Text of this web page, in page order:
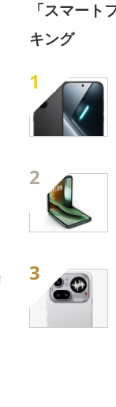
「スマート
キング
1
2
3